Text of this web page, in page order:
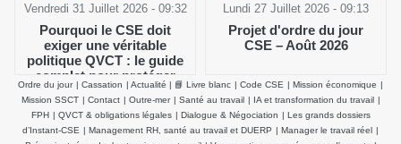
Vendredi 31 Juillet 2026 - 09:32
Pourquoi le CSE doit
exiger une véritable
politique QVCT : le guide
complet pour protéger
durablement la santé
physique et mentale des
salariés
Lundi 27 Juillet 2026 - 09:13
Projet d'ordre du jour
CSE – Août 2026
Ordre du jour | Cassation | Actualité | 📘 Livre blanc | Code CSE | Mission économique |
Mission SSCT | Contact | Outre-mer | Santé au travail | IA et transformation du travail |
FPH | QVCT & obligations légales | Dialogue & Négociation | Les grands dossiers
d’Instant-CSE | Management RH, santé au travail et DUERP | Manager le travail réel |